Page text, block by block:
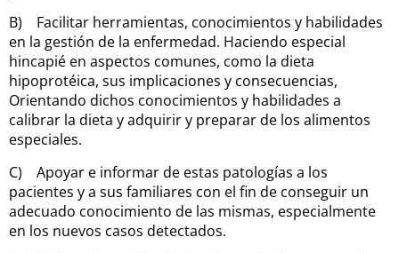
B) Facilitar herramientas, conocimientos y habilidades
en la gestión de la enfermedad. Haciendo especial
hincapié en aspectos comunes, como la dieta
hipoprotéica, sus implicaciones y consecuencias,
Orientando dichos conocimientos y habilidades a
calibrar la dieta y adquirir y preparar de los alimentos
especiales.
C) Apoyar e informar de estas patologías a los
pacientes y a sus familiares con el fin de conseguir un
adecuado conocimiento de las mismas, especialmente
en los nuevos casos detectados.